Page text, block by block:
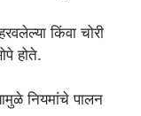
किंवा चोरी
होते.
नियमांचे पालन